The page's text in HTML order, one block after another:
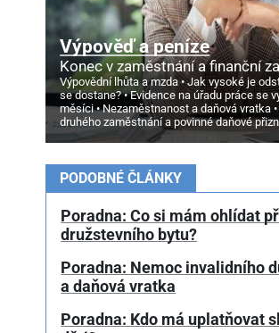
Výpověď a peníze
Konec v zaměstnání a finanční
Výpovědní lhůta a mzda
Jak vysoké je
se dostane?
Evidence na úřadu práce se
měsíci
Nezaměstnanost a daňová vratka
druhého zaměstnání a povinné daňové
PODOBNÉ ČLÁNKY
Poradna: Co si mám ohlídat
družstevního bytu?
Poradna: Nemoc invalidního
a daňová vratka
Poradna: Kdo má uplatňovat